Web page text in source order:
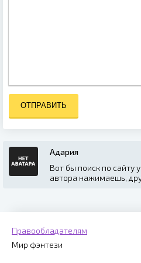
ОТПРАВИТЬ
Адария
Вот бы поиск по сайту
автора нажимаешь,
Правообладателям
Мир фэнтези